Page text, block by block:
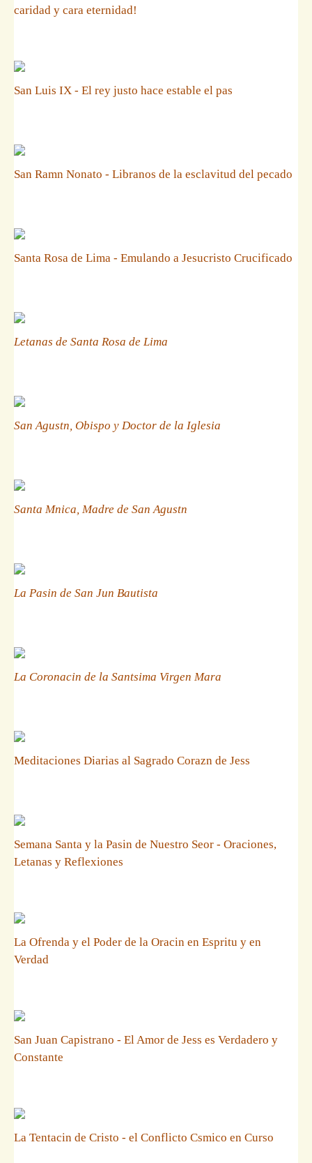
caridad y cara eternidad!
San Luis IX - El rey justo hace estable el pas
San Ramn Nonato - Libranos de la esclavitud del pecado
Santa Rosa de Lima - Emulando a Jesucristo Crucificado
Letanas de Santa Rosa de Lima
San Agustn, Obispo y Doctor de la Iglesia
Santa Mnica, Madre de San Agustn
La Pasin de San Jun Bautista
La Coronacin de la Santsima Virgen Mara
Meditaciones Diarias al Sagrado Corazn de Jess
Semana Santa y la Pasin de Nuestro Seor - Oraciones,
Letanas y Reflexiones
La Ofrenda y el Poder de la Oracin en Espritu y en
Verdad
San Juan Capistrano - El Amor de Jess es Verdadero y
Constante
La Tentacin de Cristo - el Conflicto Csmico en Curso